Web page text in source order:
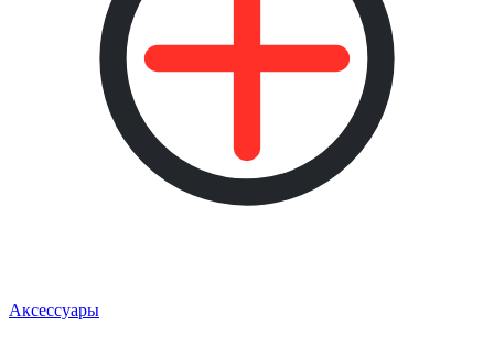
Аксессуары